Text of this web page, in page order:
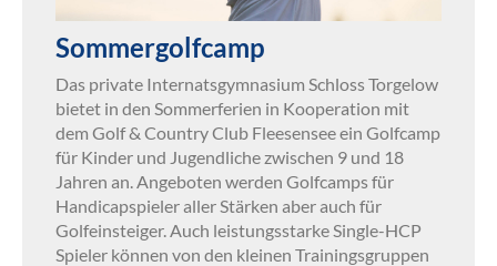
Sommergolfcamp
Das private Internatsgymnasium Schloss Torgelow
bietet in den Sommerferien in Kooperation mit
dem Golf & Country Club Fleesensee ein Golfcamp
für Kinder und Jugendliche zwischen 9 und 18
Jahren an. Angeboten werden Golfcamps für
Handicapspieler aller Stärken aber auch für
Golfeinsteiger. Auch leistungsstarke Single-HCP
Spieler können von den kleinen Trainingsgruppen